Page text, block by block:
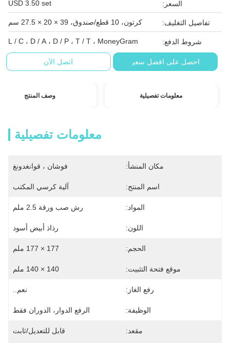
السعر: USD 3.50 set
تفاصيل التغليف: كرتون، 10 قطع/صندوق، 39 × 20 × 27.5 سم
شروط الدفع: L / C ، D / A ، D / P ، T / T ، MoneyGram
احصل على افضل سعر اتصل الآن
معلومات تفصيلية وصف المنتج
معلومات تفصيلية
مكان المنشأ: فوشان ، قوانغدونغ
اسم المنتج: آلية كرسي المكتب
المواد: رش صب ورقة 2.5 ملم
اللون: رذاذ أبيض أسود
الحجم: 177 × 177 ملم
موقع فتحة التثبيت: 140 × 140 ملم
رفع الغاز: نعم..
الوظيفة: الرفع الدوار، الدوران فقط
مقعد: قابل للتعديل/ثابت